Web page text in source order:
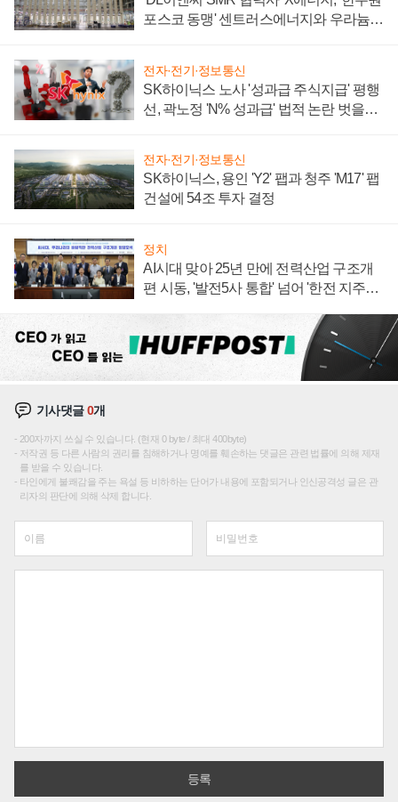
포스코 동맹' 센트러스에너지와 우라늄
전자·전기·정보통신
SK하이닉스 노사 '성과급 주식지급' 평행
선, 곽노정 'N% 성과급' 법적 논란 벗을지
전자·전기·정보통신
SK하이닉스, 용인 'Y2' 팹과 청주 'M17' 팹
건설에 54조 투자 결정
정치
AI시대 맞아 25년 만에 전력산업 구조개
편 시동, '발전5사 통합' 넘어 '한전 지주사'
기사댓글0개
200자까지 쓰실 수 있습니다. (현재 0 byte / 최대 400byte)
저작권 등 다른 사람의 권리를 침해하거나 명예를 훼손하는 댓글은 관련 법률에 의해 제재
를 받을 수 있습니다.
타인에게 불쾌감을 주는 욕설 등 비하하는 단어가 내용에 포함되거나 인신공격성 글은 관
리자의 판단에 의해 삭제 합니다.